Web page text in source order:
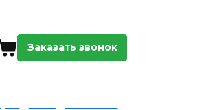
Заказать звонок